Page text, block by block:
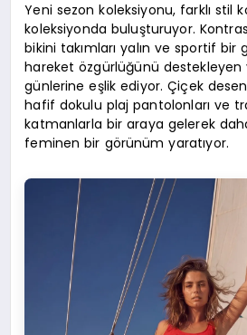
Yeni sezon koleksiyonu, farklı stil
koleksiyonda buluşturuyor.
bikini takımları yalın ve sportif
hareket özgürlüğünü destekleyen
günlerine eşlik ediyor. Çiçek
hafif dokulu plaj pantolonları ve
katmanlarla bir araya gelerek
feminen bir görünüm yaratıyor.